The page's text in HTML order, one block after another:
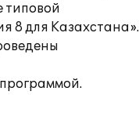
типовой
8 для Казахстана».